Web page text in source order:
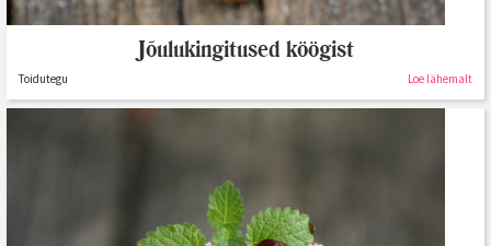
Jõulukingitused köögist
Toidutegu Loe lähemalt